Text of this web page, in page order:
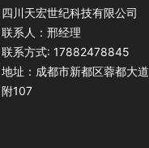
四川天宏世纪科技有限公司
联系人：邢经理
联系方式: 17882478845
地址：成都市新都区蓉都大
附107